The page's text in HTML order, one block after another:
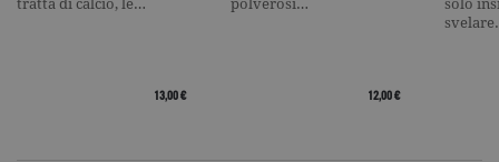
tratta di calcio, le…
13,00 €
polverosi…
12,00 €
solo
registrati da
Google su
_ga
2 anni